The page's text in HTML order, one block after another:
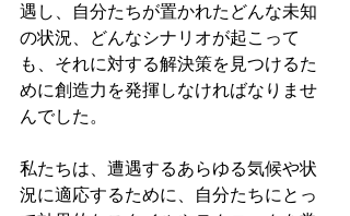
遇し、自分たちが置かれたどんな未知
の状況、どんなシナリオが起こって
も、それに対する解決策を見つけるた
めに創造力を発揮しなければなりませ
んでした。
私たちは、遭遇するあらゆる気候や状
況に適応するために、自分たちにとっ